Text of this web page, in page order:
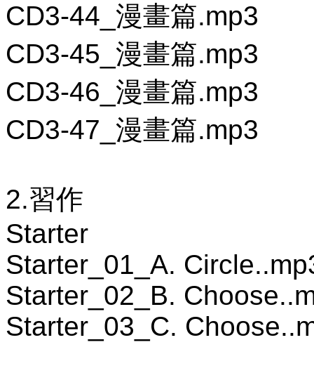
CD3-44_漫畫篇.mp3
CD3-45_漫畫篇.mp3
CD3-46_漫畫篇.mp3
CD3-47_漫畫篇.mp3
2.習作
Starter
Starter_01_A.
Starter_02_B.
Starter_03_C.